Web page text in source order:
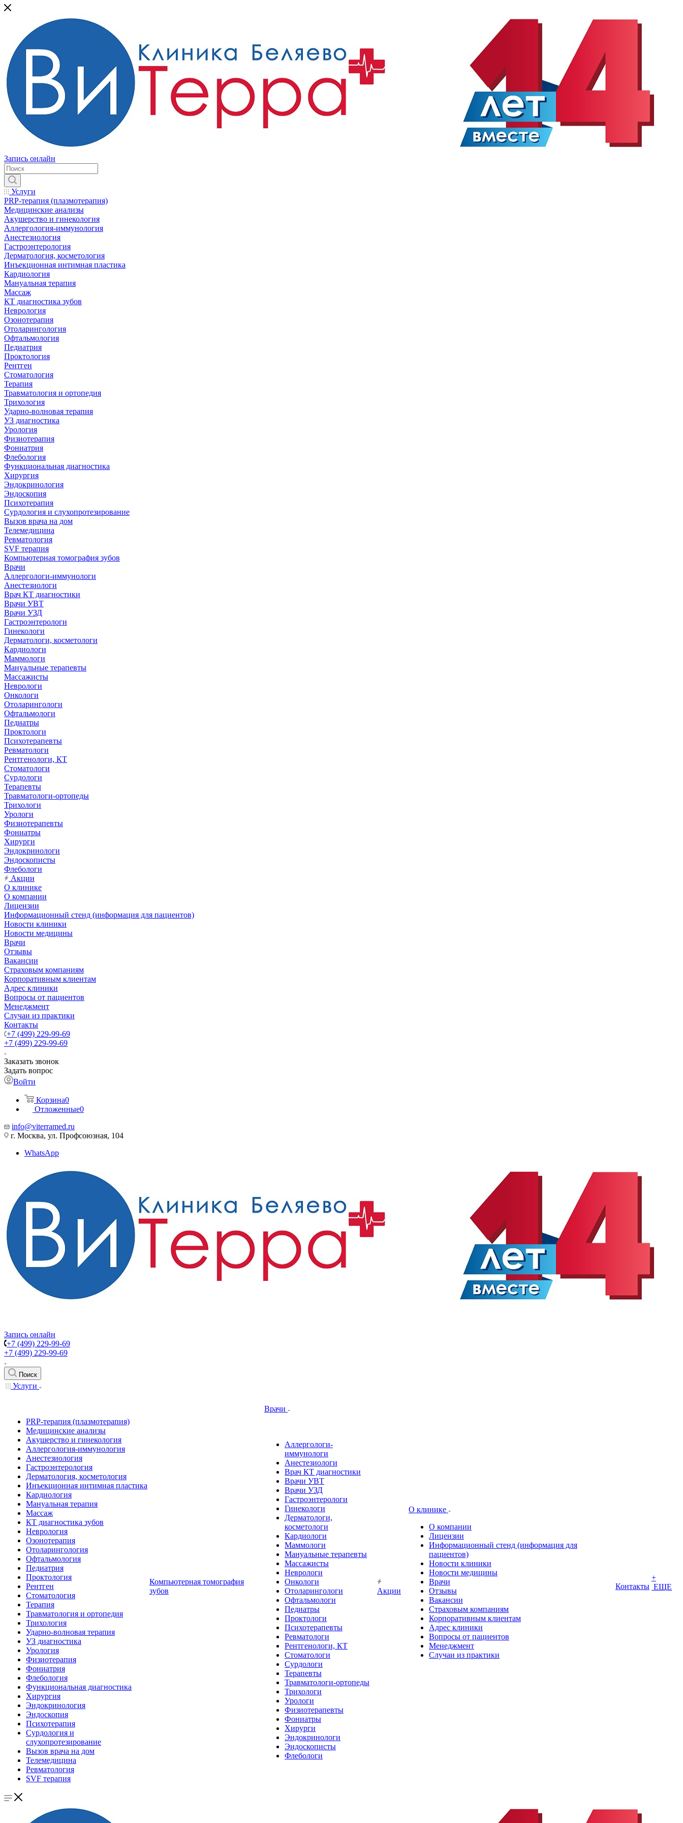
Запись онлайн
Услуги
PRP-терапия (плазмотерапия)
Медицинские анализы
Акушерство и гинекология
Аллергология-иммунология
Анестезиология
Гастроэнтерология
Дерматология, косметология
Инъекционная интимная пластика
Кардиология
Мануальная терапия
Массаж
КТ диагностика зубов
Неврология
Озонотерапия
Отоларингология
Офтальмология
Педиатрия
Проктология
Рентген
Стоматология
Терапия
Травматология и ортопедия
Трихология
Ударно-волновая терапия
УЗ диагностика
Урология
Физиотерапия
Фониатрия
Флебология
Функциональная диагностика
Хирургия
Эндокринология
Эндоскопия
Психотерапия
Сурдология и слухопротезирование
Вызов врача на дом
Телемедицина
Ревматология
SVF терапия
Компьютерная томография зубов
Врачи
Аллергологи-иммунологи
Анестезиологи
Врач КТ диагностики
Врачи УВТ
Врачи УЗД
Гастроэнтерологи
Гинекологи
Дерматологи, косметологи
Кардиологи
Маммологи
Мануальные терапевты
Массажисты
Неврологи
Онкологи
Отоларингологи
Офтальмологи
Педиатры
Проктологи
Психотерапевты
Ревматологи
Рентгенологи, КТ
Стоматологи
Сурдологи
Терапевты
Травматологи-ортопеды
Трихологи
Урологи
Физиотерапевты
Фониатры
Хирурги
Эндокринологи
Эндоскописты
Флебологи
Акции
О клинике
О компании
Лицензии
Информационный стенд (информация для пациентов)
Новости клиники
Новости медицины
Врачи
Отзывы
Вакансии
Страховым компаниям
Корпоративным клиентам
Адрес клиники
Вопросы от пациентов
Менеджмент
Случаи из практики
Контакты
+7 (499) 229-99-69
+7 (499) 229-99-69
Заказать звонок
Задать вопрос
Войти
Корзина0
Отложенные0
info@viterramed.ru
г. Москва, ул. Профсоюзная, 104
WhatsApp
Запись онлайн
+7 (499) 229-99-69
+7 (499) 229-99-69
Поиск
Услуги
PRP-терапия (плазмотерапия)
Медицинские анализы
Акушерство и гинекология
Аллергология-иммунология
Анестезиология
Гастроэнтерология
Дерматология, косметология
Инъекционная интимная пластика
Кардиология
Мануальная терапия
Массаж
КТ диагностика зубов
Неврология
Озонотерапия
Отоларингология
Офтальмология
Педиатрия
Проктология
Рентген
Стоматология
Терапия
Травматология и ортопедия
Трихология
Ударно-волновая терапия
УЗ диагностика
Урология
Физиотерапия
Фониатрия
Флебология
Функциональная диагностика
Хирургия
Эндокринология
Эндоскопия
Психотерапия
Сурдология и
слухопротезирование
Вызов врача на дом
Телемедицина
Ревматология
SVF терапия
Компьютерная томография
зубов
Врачи
Аллергологи-
иммунологи
Анестезиологи
Врач КТ диагностики
Врачи УВТ
Врачи УЗД
Гастроэнтерологи
Гинекологи
Дерматологи,
косметологи
Кардиологи
Маммологи
Мануальные терапевты
Массажисты
Неврологи
Онкологи
Отоларингологи
Офтальмологи
Педиатры
Проктологи
Психотерапевты
Ревматологи
Рентгенологи, КТ
Стоматологи
Сурдологи
Терапевты
Травматологи-ортопеды
Трихологи
Урологи
Физиотерапевты
Фониатры
Хирурги
Эндокринологи
Эндоскописты
Флебологи
Акции
О клинике
О компании
Лицензии
Информационный стенд (информация для
пациентов)
Новости клиники
Новости медицины
Врачи
Отзывы
Вакансии
Страховым компаниям
Корпоративным клиентам
Адрес клиники
Вопросы от пациентов
Менеджмент
Случаи из практики
Контакты
+
ЕЩЕ